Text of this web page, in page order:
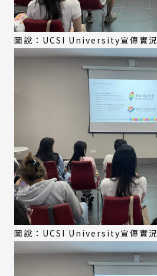
圖說：UCSI University宣傳實況
圖說：UCSI University宣傳實況